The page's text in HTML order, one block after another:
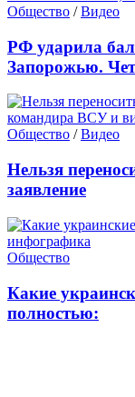
Общество /Видео
РФ ударила
Запорожью.
Общество /Видео
Нельзя
заявление
Общество
Какие
полностью: